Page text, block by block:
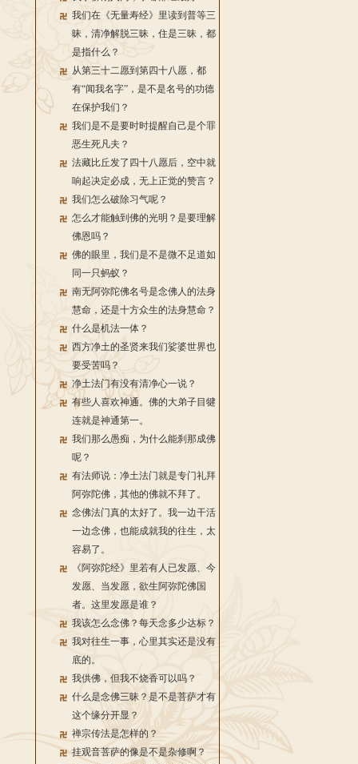
我们在《无量寿经》里读到普等三
昧，清净解脱三昧，住是三昧，都
是指什么？
从第三十二愿到第四十八愿，都
有“闻我名字”，是不是名号的功德
在保护我们？
我们是不是要时时提醒自己是个罪
恶生死凡夫？
法藏比丘发了四十八愿后，空中就
响起决定必成，无上正觉的赞言？
我们怎么破除习气呢？
怎么才能触到佛的光明？是要理解
佛恩吗？
佛的眼里，我们是不是微不足道如
同一只蚂蚁？
南无阿弥陀佛名号是念佛人的法身
慧命，还是十方众生的法身慧命？
什么是机法一体？
西方净土的圣贤来我们娑婆世界也
要受苦吗？
净土法门有没有清净心一说？
有些人喜欢神通。佛的大弟子目犍
连就是神通第一。
我们那么愚痴，为什么能刹那成佛
呢？
有法师说：净土法门就是专门礼拜
阿弥陀佛，其他的佛就不拜了。
念佛法门真的太好了。我一边干活
一边念佛，也能成就我的往生，太
容易了。
《阿弥陀经》里若有人已发愿、今
发愿、当发愿，欲生阿弥陀佛国
者。这里发愿是谁？
我该怎么念佛？每天念多少达标？
我对往生一事，心里其实还是没有
底的。
我供佛，但我不烧香可以吗？
什么是念佛三昧？是不是菩萨才有
这个缘分开显？
禅宗传法是怎样的？
挂观音菩萨的像是不是杂修啊？